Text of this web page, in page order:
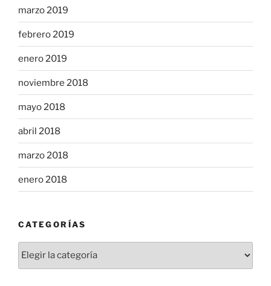
marzo 2019
febrero 2019
enero 2019
noviembre 2018
mayo 2018
abril 2018
marzo 2018
enero 2018
CATEGORÍAS